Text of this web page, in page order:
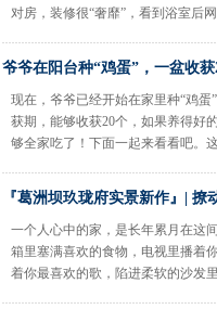
对房，装修很“奢靡”，看到浴室后网
爷爷在阳台种“鸡蛋”，一盆收获
现在，爷爷已经开始在家里种“鸡蛋
获期，能够收获20个，如果养得好
够全家吃了！下面一起来看看吧。
『葛洲坝玖珑府实景新作』| 撩
一个人心中的家，是长年累月在这
箱里塞满喜欢的食物，电视里播着
着你最喜欢的歌，陷进柔软的沙发